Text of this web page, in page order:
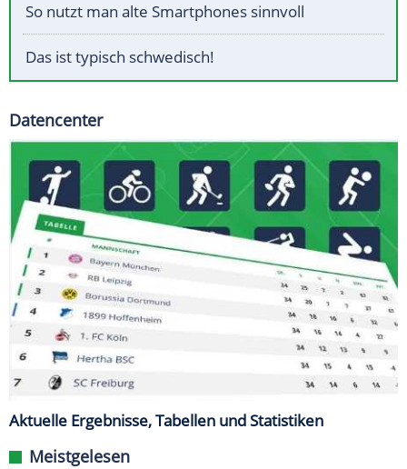
So nutzt man alte Smartphones sinnvoll
Das ist typisch schwedisch!
Datencenter
Aktuelle Ergebnisse, Tabellen und Statistiken
Meistgelesen